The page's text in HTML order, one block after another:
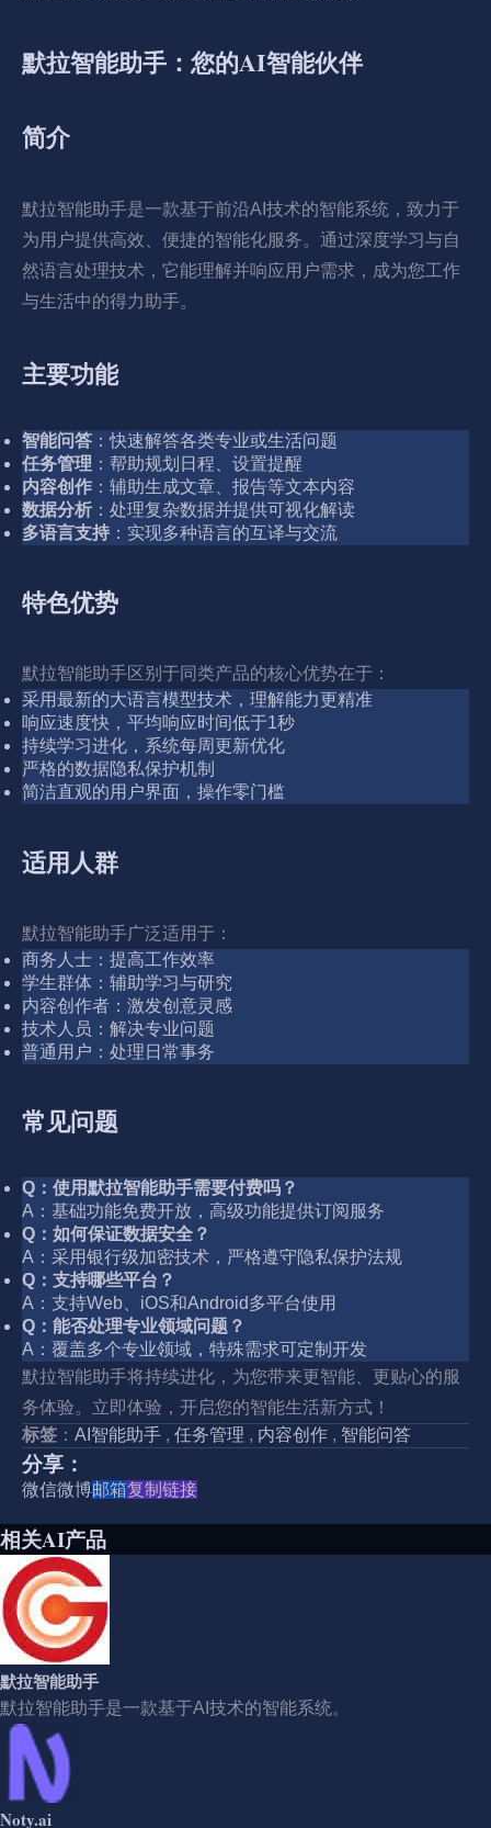
默拉智能助手：您的AI智能伙伴
简介
默拉智能助手是一款基于前沿AI技术的智能系统，致力于
为用户提供高效、便捷的智能化服务。通过深度学习与自
然语言处理技术，它能理解并响应用户需求，成为您工作
与生活中的得力助手。
主要功能
智能问答 ：快速解答各类专业或生活问题
任务管理 ：帮助规划日程、设置提醒
内容创作 ：辅助生成文章、报告等文本内容
数据分析 ：处理复杂数据并提供可视化解读
多语言支持 ：实现多种语言的互译与交流
特色优势
默拉智能助手区别于同类产品的核心优势在于：
采用最新的大语言模型技术，理解能力更精准
响应速度快，平均响应时间低于1秒
持续学习进化，系统每周更新优化
严格的数据隐私保护机制
简洁直观的用户界面，操作零门槛
适用人群
默拉智能助手广泛适用于：
商务人士：提高工作效率
学生群体：辅助学习与研究
内容创作者：激发创意灵感
技术人员：解决专业问题
普通用户：处理日常事务
常见问题
Q：使用默拉智能助手需要付费吗？
A：基础功能免费开放，高级功能提供订阅服务
Q：如何保证数据安全？
A：采用银行级加密技术，严格遵守隐私保护法规
Q：支持哪些平台？
A：支持Web、iOS和Android多平台使用
Q：能否处理专业领域问题？
A：覆盖多个专业领域，特殊需求可定制开发
默拉智能助手将持续进化，为您带来更智能、更贴心的服
务体验。立即体验，开启您的智能生活新方式！
标签 ： AI智能助手 , 任务管理 , 内容创作 , 智能问答
分享：
微信微博邮箱复制链接
相关AI产品
默拉智能助手
默拉智能助手是一款基于AI技术的智能系统。
Noty.ai